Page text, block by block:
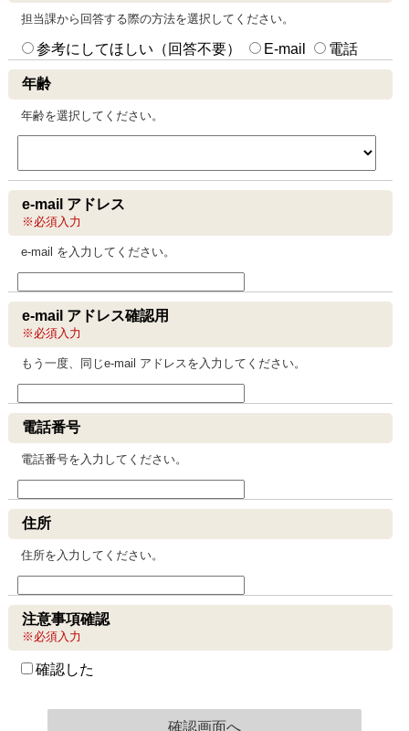
担当課から回答する際の方法を選択してください。
参考にしてほしい（回答不要） E-mail 電話
年齢
年齢を選択してください。
e-mail アドレス
※必須入力
e-mail を入力してください。
e-mail アドレス確認用
※必須入力
もう一度、同じe-mail アドレスを入力してください。
電話番号
電話番号を入力してください。
住所
住所を入力してください。
注意事項確認
※必須入力
確認した